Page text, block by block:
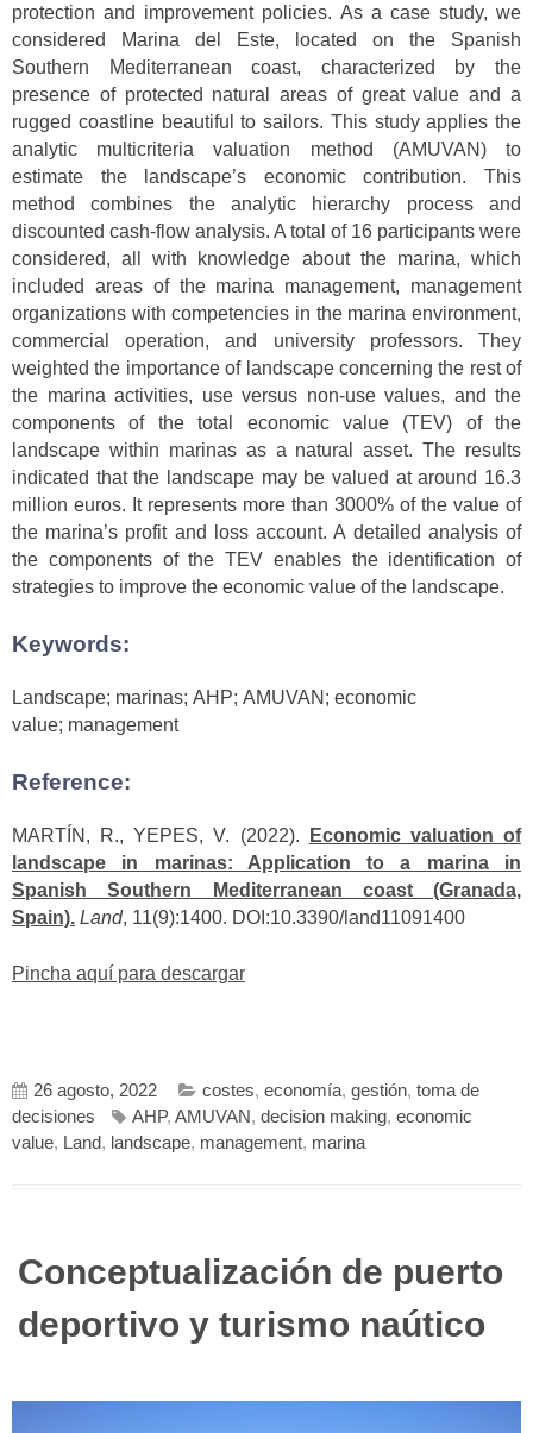
protection and improvement policies. As a case study, we
considered Marina del Este, located on the Spanish
Southern Mediterranean coast, characterized by the
presence of protected natural areas of great value and a
rugged coastline beautiful to sailors. This study applies the
analytic multicriteria valuation method (AMUVAN) to
estimate the landscape’s economic contribution. This
method combines the analytic hierarchy process and
discounted cash-flow analysis. A total of 16 participants were
considered, all with knowledge about the marina, which
included areas of the marina management, management
organizations with competencies in the marina environment,
commercial operation, and university professors. They
weighted the importance of landscape concerning the rest of
the marina activities, use versus non-use values, and the
components of the total economic value (TEV) of the
landscape within marinas as a natural asset. The results
indicated that the landscape may be valued at around 16.3
million euros. It represents more than 3000% of the value of
the marina’s profit and loss account. A detailed analysis of
the components of the TEV enables the identification of
strategies to improve the economic value of the landscape.
Keywords:
Landscape; marinas; AHP; AMUVAN; economic
value; management
Reference:
MARTÍN, R., YEPES, V. (2022).
Economic valuation of
landscape in marinas: Application to a marina in
Spanish Southern Mediterranean coast (Granada,
Spain). Land, 11(9):1400. DOI:10.3390/land11091400
Pincha aquí para descargar
26 agosto, 2022 costes, economía, gestión, toma de
decisiones
AHP, AMUVAN, decision making, economic
value, Land, landscape, management, marina
Conceptualización de puerto
deportivo y turismo naútico